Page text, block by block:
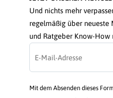
Und nichts mehr
regelmäßig über
und Ratgeber Know-
Mit dem Absenden dieses